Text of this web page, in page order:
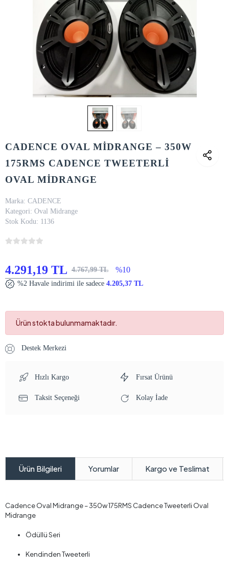
CADENCE OVAL MİDRANGE – 350W
175RMS CADENCE TWEETERLİ
OVAL MİDRANGE
Marka: CADENCE
Kategori: Oval Midrange
Stok Kodu: 1136
4.291,19 TL 4.767,99 TL %10
%2 Havale indirimi ile sadece 4.205,37 TL
Ürün stokta bulunmamaktadır.
Destek Merkezi
Hızlı Kargo Fırsat Ürünü
Taksit Seçeneği Kolay İade
Ürün Bilgileri Yorumlar Kargo ve Teslimat
Cadence Oval Midrange – 350w 175RMS Cadence Tweeterli Oval
Midrange
Ödüllü Seri
Kendinden Tweeterli